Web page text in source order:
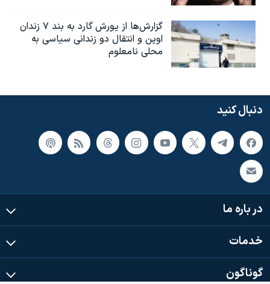
گزارش‌ها از یورش گارد به بند ۷ زندان
اوین و انتقال دو زندانی سیاسی به
محلی نامعلوم
دنبال کنید
در باره ما
خدمات
گوناگون